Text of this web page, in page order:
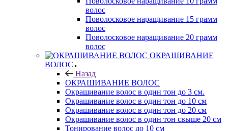
волос
Поволосковое наращивание 15 грамм
волос
Поволосковое наращивание 20 грамм
волос
ОКРАШИВАНИЕ
ВОЛОС
Назад
ОКРАШИВАНИЕ ВОЛОС
Окрашивание волос в один тон до 3 см.
Окрашивание волос в один тон до 10 см
Окрашивание волос в один тон до 20 см
Окрашивание волос в один тон свыше 20 см
Тонирование волос до 10 см